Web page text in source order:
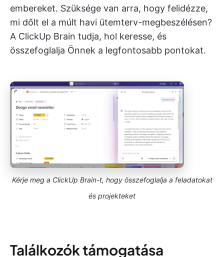
embereket. Szüksége van arra, hogy felidézze,
mi dőlt el a múlt havi ütemterv-megbeszélésen?
A ClickUp Brain tudja, hol keresse, és
összefoglalja Önnek a legfontosabb pontokat.
Kérje meg a ClickUp Brain-t, hogy összefoglalja a feladatokat
és projekteket
Találkozók támogatása